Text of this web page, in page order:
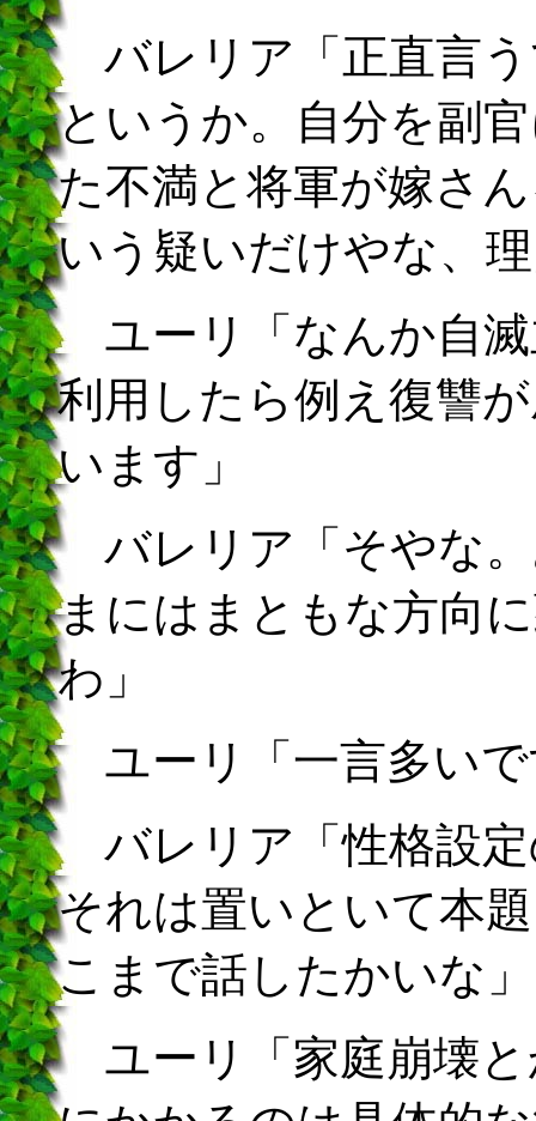
バレリア「正直言う
というか。自分を副
た不満と将軍が嫁さ
いう疑いだけやな、
ユーリ「なんか自滅
利用したら例え復讐
います」
バレリア「そやな。
まにはまともな方向
わ」
ユーリ「一言多いで
バレリア「性格設定
それは置いといて本
こまで話したかいな」
ユーリ「家庭崩壊と